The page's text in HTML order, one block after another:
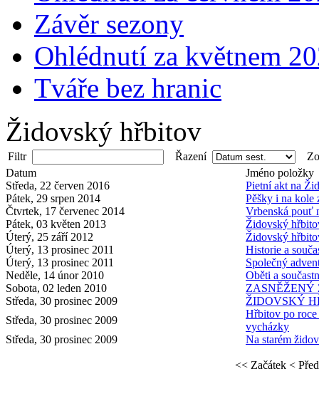
Závěr sezony
Ohlédnutí za květnem
Tváře bez hranic
Židovský hřbitov
Filtr Řazení
Datum
Jméno položky
Středa, 22 červen 2016
Pietní akt na
Pátek, 29 srpen 2014
Pěšky i na kole
Čtvrtek, 17 červenec 2014
Vrbenská pouť
Pátek, 03 květen 2013
Židovský
Úterý, 25 září 2012
Židovský
Úterý, 13 prosinec 2011
Historie a
Úterý, 13 prosinec 2011
Společný
Neděle, 14 únor 2010
Oběti a
Sobota, 02 leden 2010
Středa, 30 prosinec 2009
ŽIDOVSKÝ
Středa, 30 prosinec 2009
Hřbitov po
vycházky
Středa, 30 prosinec 2009
Na starém
<< Začátek <